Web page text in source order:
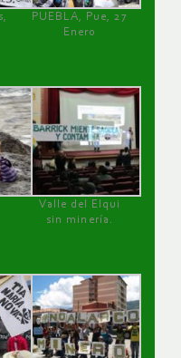
PUEBLA, Pue, 27
Enero
Valle del Elqui
sin minería.